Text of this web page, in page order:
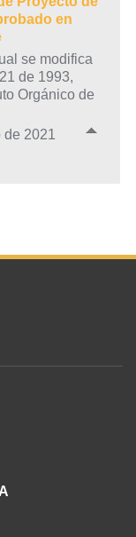
en
se modifica
de 1993,
Orgánico de
de 2021